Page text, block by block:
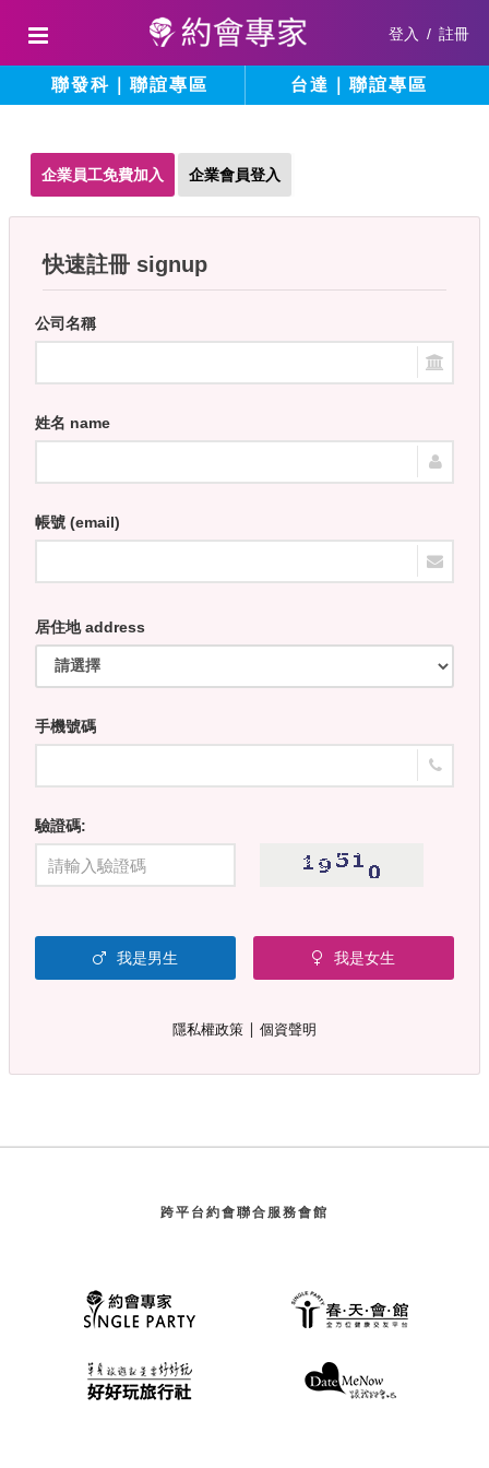
登入 / 註冊
聯發科｜聯誼專區 台達｜聯誼專區
企業員工免費加入 企業會員登入
快速註冊 signup
公司名稱
姓名 name
帳號 (email)
居住地 address
手機號碼
驗證碼:
我是男生 我是女生
隱私權政策 ∣ 個資聲明
跨平台約會聯合服務會館